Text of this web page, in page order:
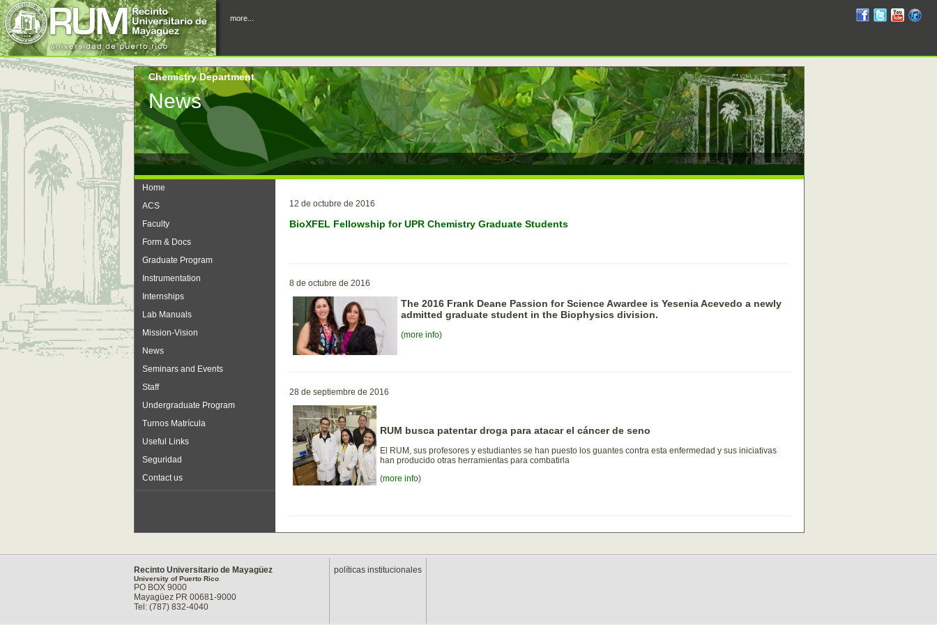
more...
RUMRUMRUM
Chemistry Department
News
Home
ACS
Faculty
Form & Docs
Graduate Program
Instrumentation
Internships
Lab Manuals
Mission-Vision
News
Seminars and Events
Staff
Undergraduate Program
Turnos Matrícula
Useful Links
Seguridad
Contact us
12 de octubre de 2016
BioXFEL Fellowship for UPR Chemistry Graduate Students
8 de octubre de 2016
The 2016 Frank Deane Passion for Science Awardee is Yesenia Acevedo a newly
admitted graduate student in the Biophysics division.
(more info)
28 de septiembre de 2016
RUM busca patentar droga para atacar el cáncer de seno
El RUM, sus profesores y estudiantes se han puesto los guantes contra esta enfermedad y sus iniciativas
han producido otras herramientas para combatirla
(more info)
Recinto Universitario de Mayagüez
University of Puerto Rico
PO BOX 9000
Mayagüez PR 00681-9000
Tel: (787) 832-4040
políticas institucionales